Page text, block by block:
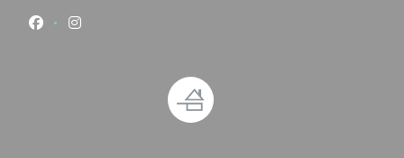
Facebook ((apre una nuova finestra))
Instagram ((apre una nuova finestra))